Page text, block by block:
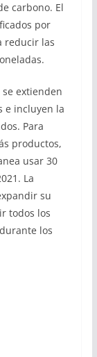
carbono. El
por
reducir las
se extienden
e incluyen la
Para
productos,
usar 30
La
su
todos los
los